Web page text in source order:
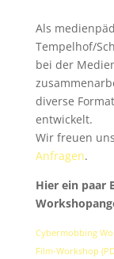
Als
Tempelhof/
bei der
diverse
entwickelt.
Wir freuen
Anfragen.
Hier ein paar
Cybermobbing
Film-Workshop